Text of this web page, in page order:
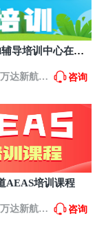
导培训中心在哪
达新航道 咨询
AEAS培训课程
达新航道 咨询